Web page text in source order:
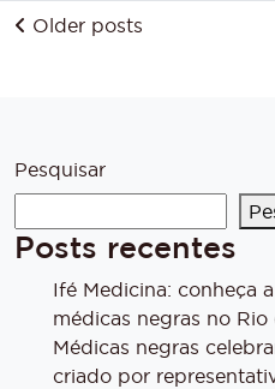
Older posts
Pesquisar
Posts recentes
Ifé Medicina: conheça
médicas negras no Rio
Médicas negras
criado por